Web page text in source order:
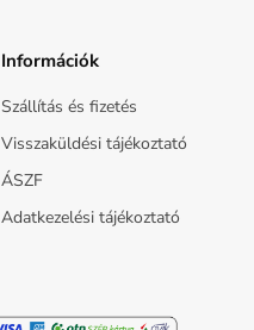
Információk
Szállítás és fizetés
Visszaküldési tájékoztató
ÁSZF
Adatkezelési tájékoztató